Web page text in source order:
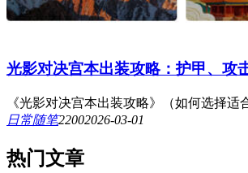
光影对决宫本出装攻略：护甲、攻
《光影对决宫本出装攻略》（如何选择
日常随笔22002026-03-01
热门文章